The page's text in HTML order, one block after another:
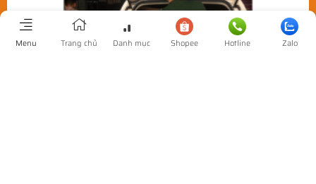
Menu Trang chủ Danh mục Shopee Hotline Zalo